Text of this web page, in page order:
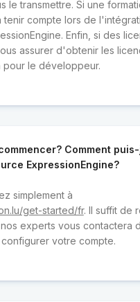
le transmettre. Si une
tenir compte lors de
Enfin, si des
assurer d'obtenir les
le développeur.
Comment
ExpressionEngine?
simplement à
get-started/fr. Il suffit de
experts vous contactera
votre compte.